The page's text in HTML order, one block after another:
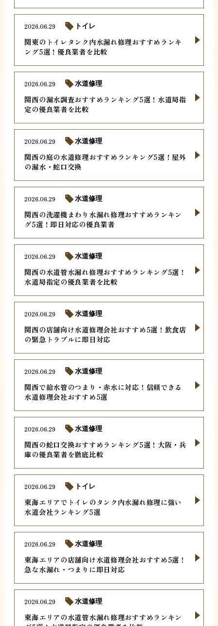
関東のトイレタンク内水漏れ修理おすすめランキ
ング5選！優良業者を比較
2026.06.29 トイレ
関西の漏水調査おすすめランキング5選！水道局指
定の優良業者を比較
2026.06.29 水道修理
関西の庭の水道修理おすすめランキング5選！屋外
の漏水・蛇口交換
2026.06.29 水道修理
関西の洗濯機まわり水漏れ修理おすすめランキン
グ5選！即日対応の優良業者
2026.06.29 水道修理
関西の水道管水漏れ修理おすすめランキング5選！
水道局指定の優良業者を比較
2026.06.29 水道修理
関西の店舗向け水道修理会社おすすめ5選！飲食店
の緊急トラブルに即日対応
2026.06.29 水道修理
関西で給水管のつまり・赤水に対応！信頼できる
水道修理会社おすすめ5選
2026.06.29 水道修理
関西の蛇口交換おすすめランキング5選！大阪・兵
庫の優良業者を徹底比較
2026.06.29 水道修理
東海エリアでトイレのタンク内水漏れ修理に強い
水道会社ランキング5選
2026.06.29 トイレ
東海エリアの店舗向け水道修理会社おすすめ5選！
急な水漏れ・つまりに即日対応
2026.06.29 水道修理
東海エリアの水道管水漏れ修理おすすめランキン
2026.06.29 水道修理